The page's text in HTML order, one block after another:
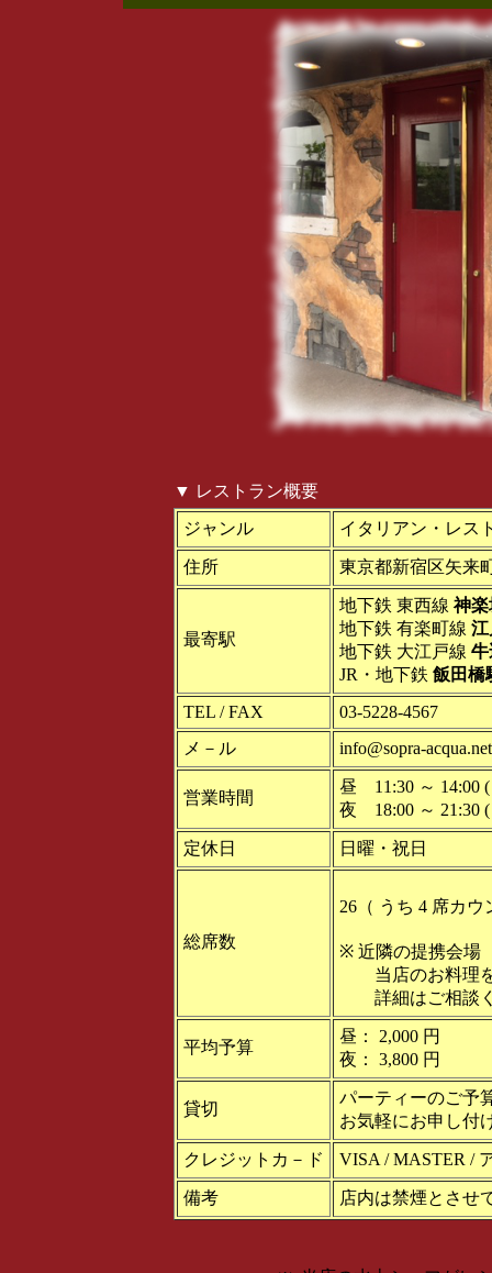
▼ レストラン概要
ジャンル
イタリアン・レス
住所 東京都新宿区矢来
最寄駅
地下鉄 東西線神
地下鉄 有楽町線 江
地下鉄 大江戸線 牛
JR・地下鉄 飯田橋
TEL / FAX
03-5228-4567
メ－ル
info@sopra-acqua.net
営業時間
昼 11:30 ～ 14:00 (
夜 18:00 ～ 21:30 (
定休日 日曜・祝日
総席数
26（ うち 4 席カウ
※ 近隣の提携会場
当店のお料理を
詳細はご相談
平均予算
昼： 2,000 円
夜： 3,800 円
貸切
パーティーのご予
お気軽にお申し付
クレジットカ－ド VISA / MASTER /
備考 店内は禁煙とさせ